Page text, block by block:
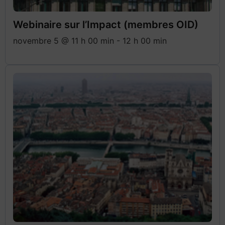
Webinaire sur l’Impact (membres OID)
novembre 5 @ 11 h 00 min - 12 h 00 min